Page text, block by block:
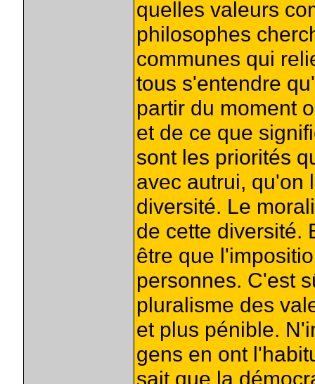
quelles valeurs
philosophes
communes qui
tous s'entendre
partir du moment
et de ce que
sont les priorités
avec autrui, qu'on
diversité. Le
de cette diversité.
être que
personnes. C'est
pluralisme des
et plus pénible.
gens en ont
sait que la